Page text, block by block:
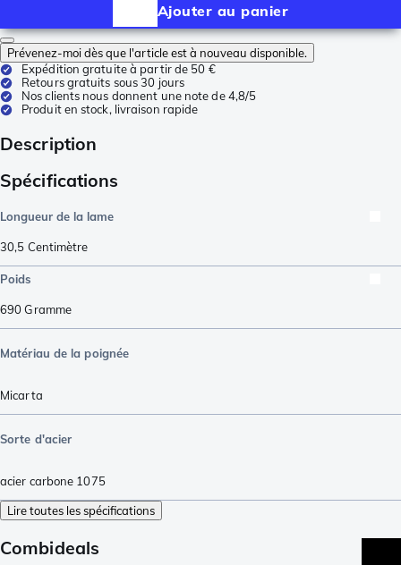
Ajouter au panier
Prévenez-moi dès que l'article est à nouveau disponible.
Expédition gratuite à partir de 50 €
Retours gratuits sous 30 jours
Nos clients nous donnent une note de 4,8/5
Produit en stock, livraison rapide
Description
Spécifications
Longueur de la lame
30,5 Centimètre
Poids
690Gramme
Matériau de la poignée
Micarta
Sorte d'acier
acier carbone 1075
Lire toutes les spécifications
Combideals